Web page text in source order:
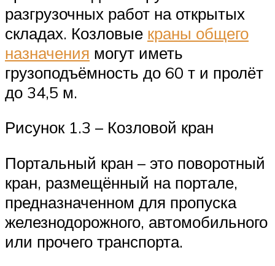
разгрузочных работ на открытых
складах. Козловые краны общего
назначения могут иметь
грузоподъёмность до 60 т и пролёт
до 34,5 м.
Рисунок 1.3 – Козловой кран
Портальный кран – это поворотный
кран, размещённый на портале,
предназначенном для пропуска
железнодорожного, автомобильного
или прочего транспорта.